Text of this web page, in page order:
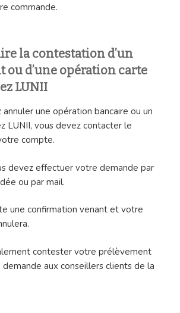
commande.
la contestation d’un
ou d’une opération carte
LUNII
annuler une opération bancaire ou un
LUNII, vous devez contacter le
compte.
devez effectuer votre demande par
ou par mail.
une confirmation venant et votre
contester votre prélèvement
aux conseillers clients de la